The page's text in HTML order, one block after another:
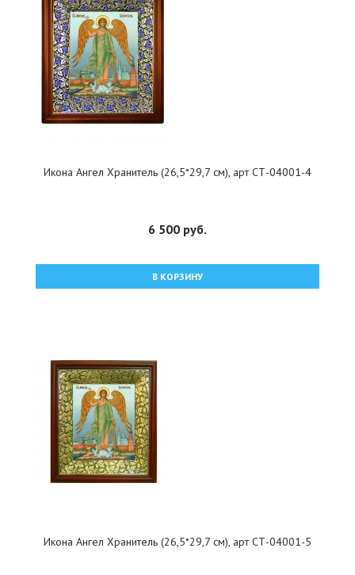
Икона Ангел Хранитель (26,5*29,7 см), арт СТ-04001-4
6 500 руб.
В КОРЗИНУ
Икона Ангел Хранитель (26,5*29,7 см), арт СТ-04001-5